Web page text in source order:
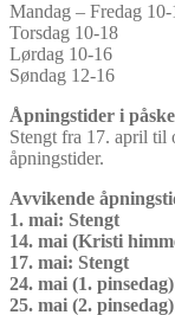
Mandag – Fredag 10-
Torsdag 10-18
Lørdag 10-16
Søndag 12-16
Åpningstider i
Stengt fra 17. april til
åpningstider.
Avvikende
1. mai: Stengt
14. mai (Kristi
17. mai: Stengt
24. mai (1.
25. mai (2.